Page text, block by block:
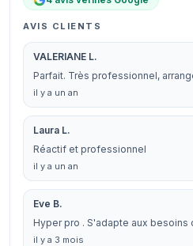
AVIS CLIENTS
VALERIANE L.
Parfait. Très professionnel,
il y a un an
Laura L.
Réactif et professionnel
il y a un an
Eve B.
Hyper pro . S'adapte aux besoins
il y a 3 mois